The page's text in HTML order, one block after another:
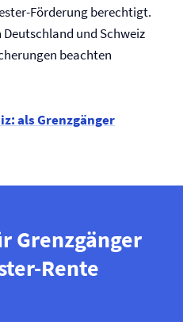
Förderung berechtigt.
und Schweiz
beachten
als Grenzgänger
Grenzgänger
Rente